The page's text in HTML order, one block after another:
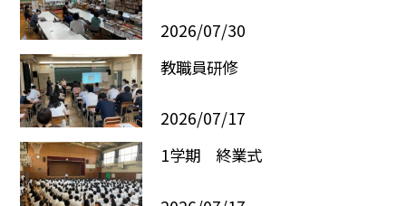
2026/07/30
教職員研修
2026/07/17
1学期 終業式